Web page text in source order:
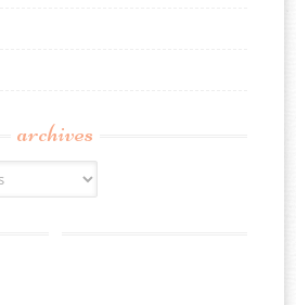
archives